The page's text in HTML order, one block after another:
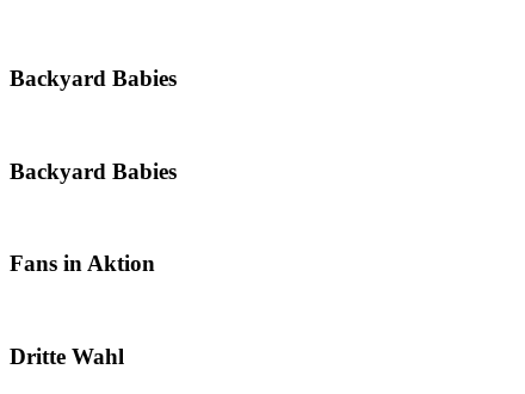
Backyard Babies
Backyard Babies
Fans in Aktion
Dritte Wahl